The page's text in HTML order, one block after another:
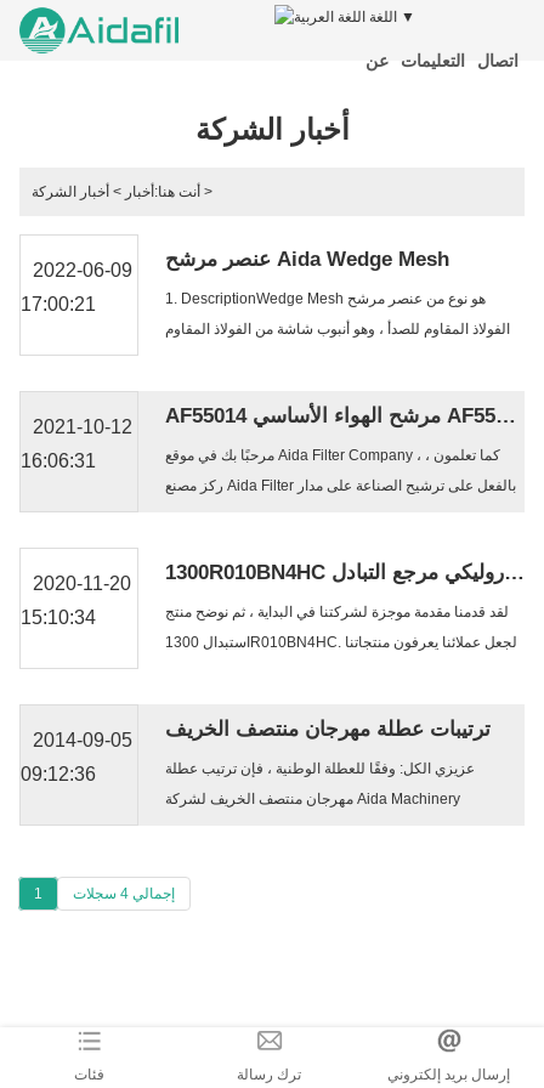
اللغة ▼
عن التعليمات اتصال
أخبار الشركة
أنت هنا: أخبار > أخبار الشركة >
2022-06-09
17:00:21
عنصر مرشح Aida Wedge Mesh
1. DescriptionWedge Mesh هو نوع من عنصر مرشح
الفولاذ المقاوم للصدأ ، وهو أنبوب شاشة من الفولاذ المقاوم
2021-10-12
16:06:31
AF55014 مرشح الهواء الأساسي AF55308 مرشح لوحة ثانوية
مرحبًا بك في موقع Aida Filter Company ، كما تعلمون ،
ركز مصنع Aida Filter بالفعل على ترشيح الصناعة على مدار
الهواء الجديد ، وهما ...
2020-11-20
15:10:34
1300R010BN4HC إرجاع عنصر مرشح زيت الإرجاع الهيدروليكي مرجع التبادل
لقد قدمنا ​​مقدمة موجزة لشركتنا في البداية ، ثم نوضح منتج
استبدال 1300R010BN4HC. لجعل عملائنا يعرفون منتجاتنا
2014-09-05
09:12:36
ترتيبات عطلة مهرجان منتصف الخريف
عزيزي الكل: وفقًا للعطلة الوطنية ، فإن ترتيب عطلة
مهرجان منتصف الخريف لشركة Aida Machinery
إجمالي 4 سجلات 1
فئات ترك رسالة إرسال بريد إلكتروني